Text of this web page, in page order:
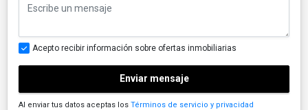
Acepto recibir información sobre ofertas inmobiliarias
Enviar mensaje
Al enviar tus datos aceptas los Términos de servicio y privacidad